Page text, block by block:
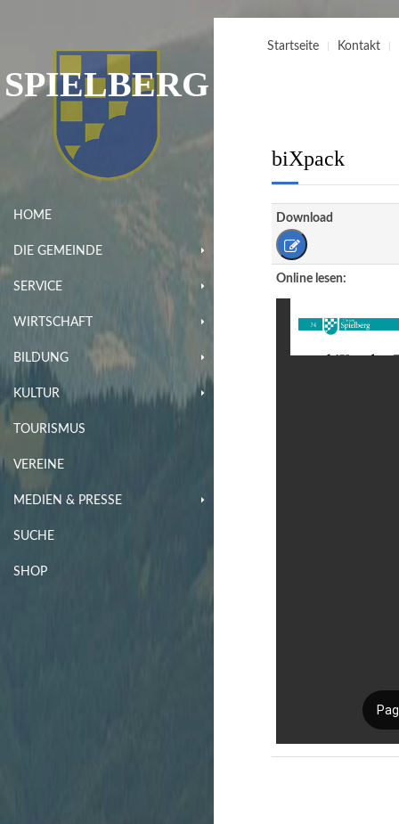
SPIELBERG
HOME
DIE GEMEINDE
SERVICE
WIRTSCHAFT
BILDUNG
KULTUR
TOURISMUS
VEREINE
MEDIEN & PRESSE
SUCHE
SHOP
Startseite Kontakt
biXpack
Download
Online lesen: